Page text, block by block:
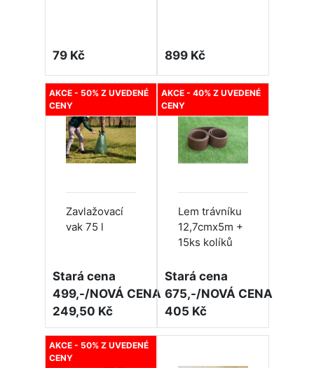
79 Kč 899 Kč
AKCE - 50% Z UVEDENÉ
CENY
Zavlažovací
vak 75 l
Stará cena
499,-/NOVÁ CENA
249,50 Kč
AKCE - 40% Z UVEDENÉ
CENY
Lem trávníku
12,7cmx5m +
15ks kolíků
Stará cena
675,-/NOVÁ CENA
405 Kč
AKCE - 50% Z UVEDENÉ
CENY